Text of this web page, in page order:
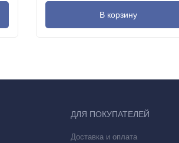
В корзину
ДЛЯ ПОКУПАТЕЛЕЙ
Доставка и оплата